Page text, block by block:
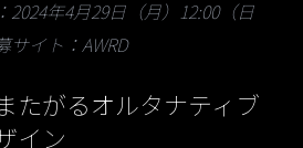
2024年4月29日（月）12:00（日
サイト：AWRD
たがるオルタナティブ
イン